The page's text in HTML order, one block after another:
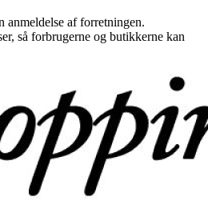
anmeldelse af forretningen.
så forbrugerne og butikkerne kan